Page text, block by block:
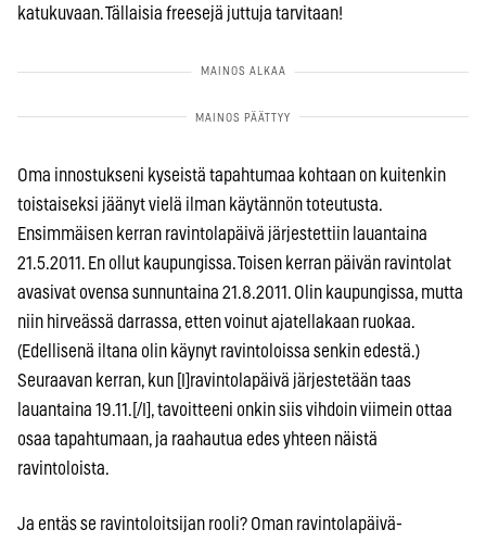
katukuvaan. Tällaisia freesejä juttuja tarvitaan!
Oma innostukseni kyseistä tapahtumaa kohtaan on kuitenkin
toistaiseksi jäänyt vielä ilman käytännön toteutusta.
Ensimmäisen kerran ravintolapäivä järjestettiin lauantaina
21.5.2011. En ollut kaupungissa. Toisen kerran päivän ravintolat
avasivat ovensa sunnuntaina 21.8.2011. Olin kaupungissa, mutta
niin hirveässä darrassa, etten voinut ajatellakaan ruokaa.
(Edellisenä iltana olin käynyt ravintoloissa senkin edestä.)
Seuraavan kerran, kun [I]ravintolapäivä järjestetään taas
lauantaina 19.11.[/I], tavoitteeni onkin siis vihdoin viimein ottaa
osaa tapahtumaan, ja raahautua edes yhteen näistä
ravintoloista.
Ja entäs se ravintoloitsijan rooli? Oman ravintolapäivä-